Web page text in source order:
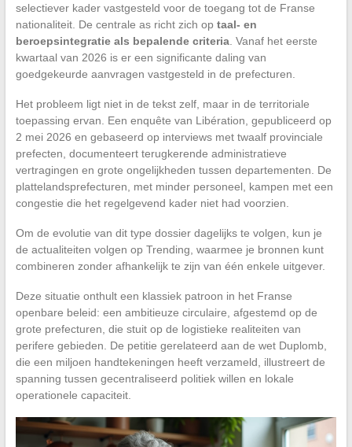
selectiever kader vastgesteld voor de toegang tot de Franse
nationaliteit. De centrale as richt zich op taal- en
beroepsintegratie als bepalende criteria. Vanaf het eerste
kwartaal van 2026 is er een significante daling van
goedgekeurde aanvragen vastgesteld in de prefecturen.
Het probleem ligt niet in de tekst zelf, maar in de territoriale
toepassing ervan. Een enquête van Libération, gepubliceerd op
2 mei 2026 en gebaseerd op interviews met twaalf provinciale
prefecten, documenteert terugkerende administratieve
vertragingen en grote ongelijkheden tussen departementen. De
plattelandsprefecturen, met minder personeel, kampen met een
congestie die het regelgevend kader niet had voorzien.
Om de evolutie van dit type dossier dagelijks te volgen, kun je
de actualiteiten volgen op Trending, waarmee je bronnen kunt
combineren zonder afhankelijk te zijn van één enkele uitgever.
Deze situatie onthult een klassiek patroon in het Franse
openbare beleid: een ambitieuze circulaire, afgestemd op de
grote prefecturen, die stuit op de logistieke realiteiten van
perifere gebieden. De petitie gerelateerd aan de wet Duplomb,
die een miljoen handtekeningen heeft verzameld, illustreert de
spanning tussen gecentraliseerd politiek willen en lokale
operationele capaciteit.